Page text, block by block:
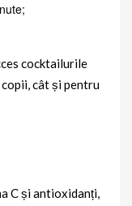
cocktailurile
cât și pentru
C și antioxidanți,